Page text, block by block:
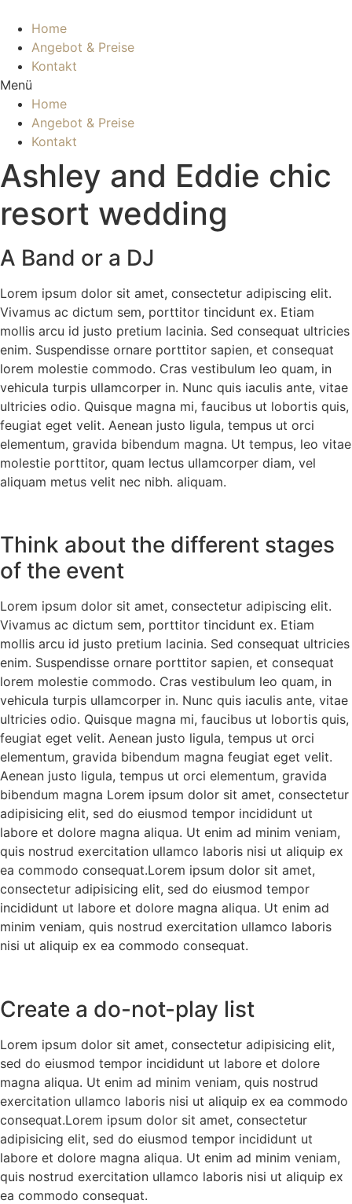
Inhalt
wechseln
Home
Angebot & Preise
Kontakt
Menü
Home
Angebot & Preise
Kontakt
Ashley and Eddie chic
resort wedding
A Band or a DJ
Lorem ipsum dolor sit amet, consectetur adipiscing elit.
Vivamus ac dictum sem, porttitor tincidunt ex. Etiam
mollis arcu id justo pretium lacinia. Sed consequat ultricies
enim. Suspendisse ornare porttitor sapien, et consequat
lorem molestie commodo. Cras vestibulum leo quam, in
vehicula turpis ullamcorper in. Nunc quis iaculis ante, vitae
ultricies odio. Quisque magna mi, faucibus ut lobortis quis,
feugiat eget velit. Aenean justo ligula, tempus ut orci
elementum, gravida bibendum magna. Ut tempus, leo vitae
molestie porttitor, quam lectus ullamcorper diam, vel
aliquam metus velit nec nibh. aliquam.
Think about the different stages
of the event
Lorem ipsum dolor sit amet, consectetur adipiscing elit.
Vivamus ac dictum sem, porttitor tincidunt ex. Etiam
mollis arcu id justo pretium lacinia. Sed consequat ultricies
enim. Suspendisse ornare porttitor sapien, et consequat
lorem molestie commodo. Cras vestibulum leo quam, in
vehicula turpis ullamcorper in. Nunc quis iaculis ante, vitae
ultricies odio. Quisque magna mi, faucibus ut lobortis quis,
feugiat eget velit. Aenean justo ligula, tempus ut orci
elementum, gravida bibendum magna feugiat eget velit.
Aenean justo ligula, tempus ut orci elementum, gravida
bibendum magna Lorem ipsum dolor sit amet, consectetur
adipisicing elit, sed do eiusmod tempor incididunt ut
labore et dolore magna aliqua. Ut enim ad minim veniam,
quis nostrud exercitation ullamco laboris nisi ut aliquip ex
ea commodo consequat.Lorem ipsum dolor sit amet,
consectetur adipisicing elit, sed do eiusmod tempor
incididunt ut labore et dolore magna aliqua. Ut enim ad
minim veniam, quis nostrud exercitation ullamco laboris
nisi ut aliquip ex ea commodo consequat.
Create a do-not-play list
Lorem ipsum dolor sit amet, consectetur adipisicing elit,
sed do eiusmod tempor incididunt ut labore et dolore
magna aliqua. Ut enim ad minim veniam, quis nostrud
exercitation ullamco laboris nisi ut aliquip ex ea commodo
consequat.Lorem ipsum dolor sit amet, consectetur
adipisicing elit, sed do eiusmod tempor incididunt ut
labore et dolore magna aliqua. Ut enim ad minim veniam,
quis nostrud exercitation ullamco laboris nisi ut aliquip ex
ea commodo consequat.